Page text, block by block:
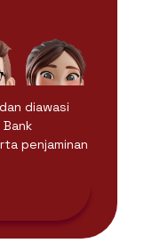
diawasi
penjaminan